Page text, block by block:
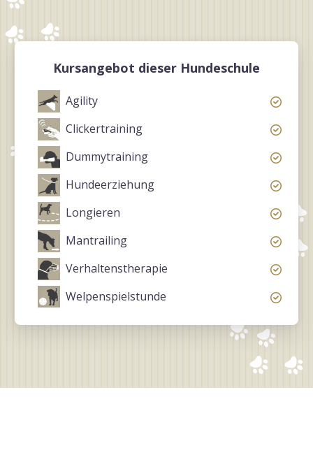
Kursangebot dieser Hundeschule
Agility
Clickertraining
Dummytraining
Hundeerziehung
Longieren
Mantrailing
Verhaltenstherapie
Welpenspielstunde